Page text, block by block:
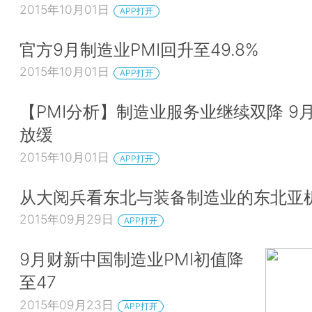
2015年10月01日 APP打开
官方9月制造业PMI回升至49.8%
2015年10月01日 APP打开
【PMI分析】制造业服务业继续双降 9
放缓
2015年10月01日 APP打开
从大阅兵看东北与装备制造业的东北亚
2015年09月29日 APP打开
9月财新中国制造业PMI初值降
至47
2015年09月23日 APP打开